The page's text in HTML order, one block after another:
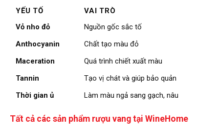
YẾU TỐ
VAI TRÒ
Vỏ nho đỏ
Nguồn gốc sắc tố
Anthocyanin
Chất tạo màu đỏ
Maceration
Quá trình chiết xuất màu
Tannin
Tạo vị chát và giúp bảo quản
Thời gian ủ
Làm màu ngả sang gạch, nâu
Tất cả các sản phẩm rượu vang tại WineHome